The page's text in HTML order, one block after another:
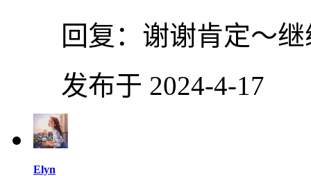
回复： 谢谢肯定～
发布于 2024-4-17
Elyn